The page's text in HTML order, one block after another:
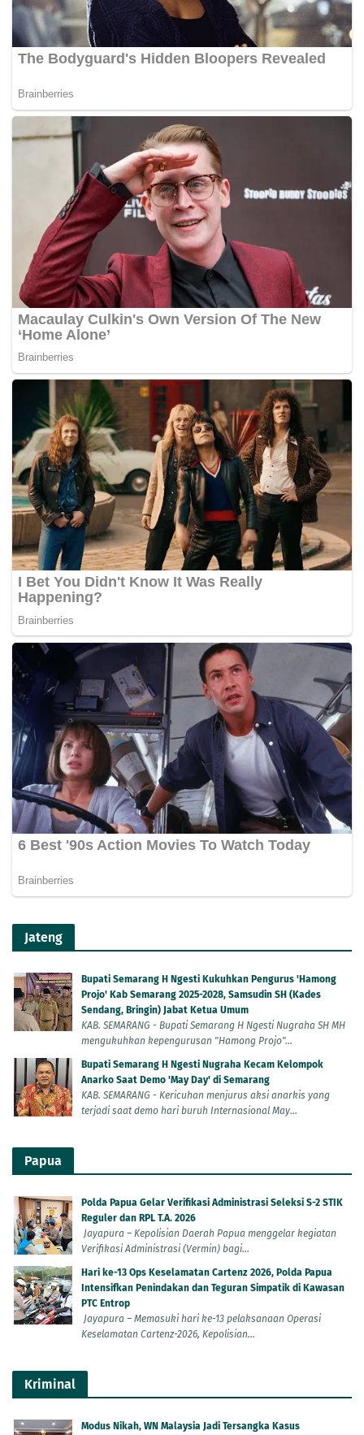
Jateng
Bupati Semarang H Ngesti Kukuhkan Pengurus 'Hamong
Projo' Kab Semarang 2025-2028, Samsudin SH (Kades
Sendang, Bringin) Jabat Ketua Umum
KAB. SEMARANG - Bupati Semarang H Ngesti Nugraha SH MH
mengukuhkan kepengurusan "Hamong Projo"...
Bupati Semarang H Ngesti Nugraha Kecam Kelompok
Anarko Saat Demo 'May Day' di Semarang
KAB. SEMARANG - Kericuhan menjurus aksi anarkis yang
terjadi saat demo hari buruh Internasional May...
Papua
Polda Papua Gelar Verifikasi Administrasi Seleksi S-2 STIK
Reguler dan RPL T.A. 2026
Jayapura – Kepolisian Daerah Papua menggelar kegiatan
Verifikasi Administrasi (Vermin) bagi...
Hari ke-13 Ops Keselamatan Cartenz 2026, Polda Papua
Intensifkan Penindakan dan Teguran Simpatik di Kawasan
PTC Entrop
Jayapura – Memasuki hari ke-13 pelaksanaan Operasi
Keselamatan Cartenz-2026, Kepolisian...
Kriminal
Modus Nikah, WN Malaysia Jadi Tersangka Kasus